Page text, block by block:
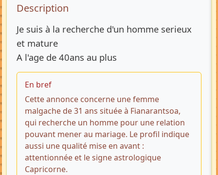
Description de l’annonce
Description
Je suis à la recherche d'un homme serieux
et mature
A l'age de 40ans au plus
En bref
Cette annonce concerne une femme
malgache de 31 ans située à Fianarantsoa,
qui recherche un homme pour une relation
pouvant mener au mariage. Le profil indique
aussi une qualité mise en avant :
attentionnée et le signe astrologique
Capricorne.